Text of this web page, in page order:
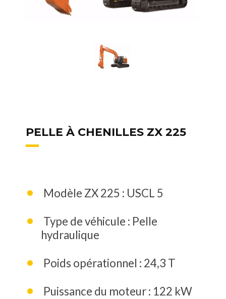
PELLE À CHENILLES ZX 225
Modèle ZX 225 : USCL 5
Type de véhicule : Pelle
hydraulique
Poids opérationnel : 24,3 T
Puissance du moteur : 122 kW